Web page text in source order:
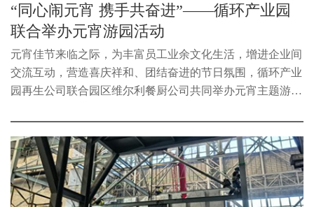
“同心闹元宵 携手共奋进”——循环产业园
联合举办元宵游园活动
元宵佳节来临之际，为丰富员工业余文化生活，增进企业间
交流互动，营造喜庆祥和、团结奋进的节日氛围，循环产业
园再生公司联合园区维尔利餐厨公司共同举办元宵主题游园